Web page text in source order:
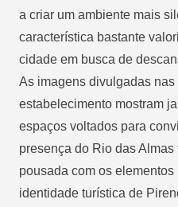
a criar um ambiente mais
característica bastante
cidade em busca de
As imagens divulgadas
estabelecimento mostram
espaços voltados para
presença do Rio das
pousada com os
identidade turística de